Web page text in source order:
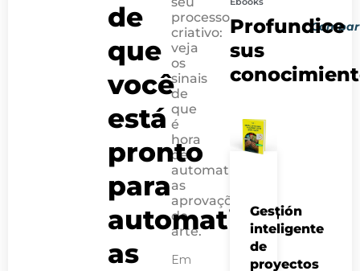
de
que
você
está
pronto
para
automatizar
as
processo
criativo:
veja
os
sinais
de
que
é
hora
de
automatizar
as
aprovações
de
arte.
Em
Profundice
sus
Gestión
inteligente
de
proyectos
Embalagem
Conheça as